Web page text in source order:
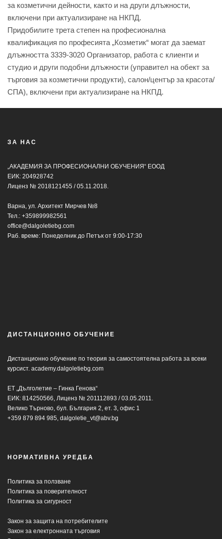
за козметични дейности, както и на други длъжности,
включени при актуализиране на НКПД.
Придобилите трета степен на професионална
квалификация по професията „Козметик“ могат да заемат
длъжността 3339-3020 Организатор, работа с клиенти и
студио и други подобни длъжности (управител на обект за
търговия за козметични продукти), салон/център за красота/
СПА), включени при актуализиране на НКПД.
ЗА НАС
„АКАДЕМИЯ ЗА ПРОФЕСИОНАЛНИ ОБУЧЕНИЯ“ ЕООД
ЕИК: 204928742
Лиценз № 2018121455 / 05.11.2018.
Варна, ул. Архитект Мирчев №8
Тел.: +359899982561
office@dalgoletiebg.com
Раб. време: Понеделник до Петък от 9:00-17:30
ДИСТАНЦИОННО ОБУЧЕНИЕ
Дистанционно обучение по теория за самостоятелна работа за всеки
курсист. academy.dalgoletiebg.com
ЕТ „Дълголетие – Гинка Генова“
ЕИК: 814250566, Лиценз № 201112893 / 03.05.2011.
Велико Търново, бул. България 2, ет. 3, офис 1
+359 879 894 985, dalgoletie_vt@abv.bg
НОРМАТИВНА УРЕДБА
Политика за ползване
Политика за поверителност
Политика за сигурност
Закон за защита на потребителите
Закон за електронната търговия